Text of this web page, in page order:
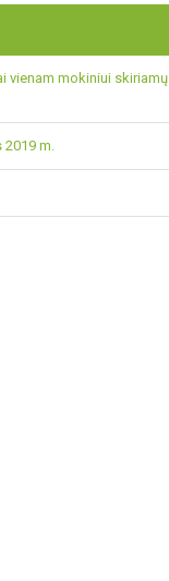
vienam mokiniui
m.